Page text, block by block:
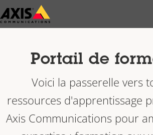
Passer
au
Portail de
Voici la passerelle vers
ressources d'apprentissage
Axis Communications pour